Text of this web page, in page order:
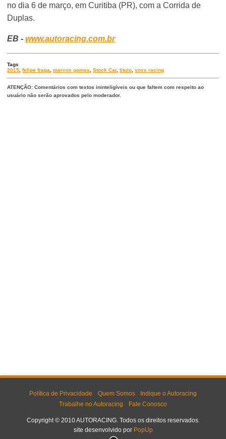
no dia 6 de março, em Curitiba (PR), com a Corrida de
Duplas.
EB -www.autoracing.com.br
Tags
2015,felipe fraga,marcos gomes,Stock Car,titulo,voxx racing
ATENÇÃO: Comentários com textos ininteligíveis ou que faltem com respeito ao
usuário não serão aprovados pelo moderador.
Política de Privacidade Quem Somos
Indique o Autoracing
Trabalhe no Autoracing
Fale Conosco
Copyright © 2010 AUTORACING. Todos os direitos reservados.
site desenvolvido por PopUp